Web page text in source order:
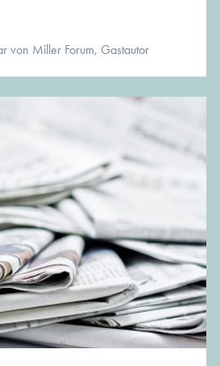
von Miller Forum, Gastautor